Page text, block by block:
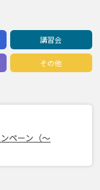
講習会
その他
ペーン（～